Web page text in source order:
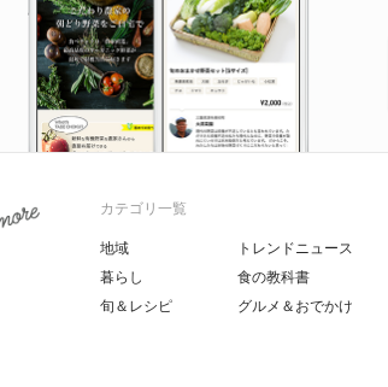
カテゴリ一覧
地域
暮らし
旬＆レシピ
トレンドニュース
食の教科書
グルメ＆おでかけ